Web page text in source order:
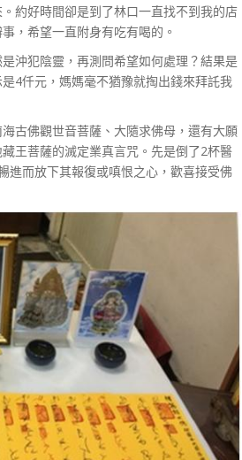
約好時間卻是到了林口一直找不到我的店
，希望一直附身有吃有喝的。
沖犯陰靈，再測問希望如何處理？結果是
4仟元，媽媽毫不猶豫就掏出錢來拜託我
古佛觀世音菩薩、大隨求佛母，還有大願
王菩薩的滅定業真言咒。先是倒了2杯醫
進而放下其報復或嗔恨之心，歡喜接受佛